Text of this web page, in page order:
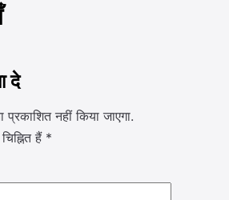
दे
नहीं किया जाएगा.
हैं *